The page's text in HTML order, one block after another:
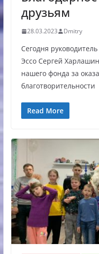
друзьям
28.03.2023 Dmitry
Сегодня
Эссо Сергей
нашего фонда за
благотворительности
Read More